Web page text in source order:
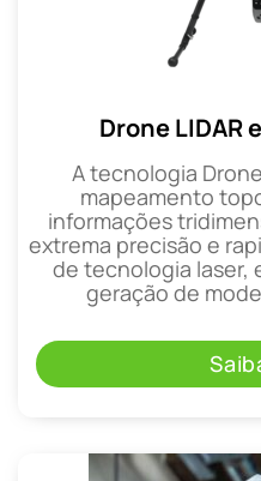
Drone LIDAR
A tecnologia
mapeamento
informações
extrema precisão e
de tecnologia laser,
geração de